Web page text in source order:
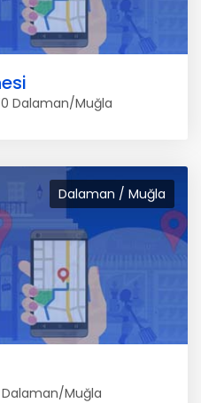
Dalaman/Muğla
Dalaman / Muğla
Dalaman/Muğla